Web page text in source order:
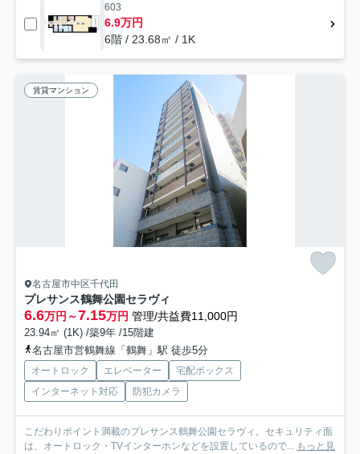
603
6.9万円
6階 / 23.68㎡ / 1K
賃貸マンション
名古屋市中区千代田
プレサンス鶴舞公園セラヴィ
6.6万円～7.15万円 管理/共益費11,000円
23.94㎡ (1K) /築9年 /15階建
名古屋市営鶴舞線「鶴舞」駅 徒歩5分
オートロック エレベーター
宅配ボックス
インターネット対応
防犯カメラ
こだわりポイント満載のプレサンス鶴舞公園セラヴィ。セキュリティ面
は、オートロック・TVインターホンなどを設置しているので... もっと見